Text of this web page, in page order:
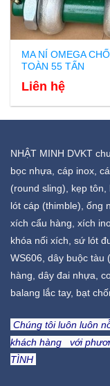
MA NÍ OMEGA
TOÀN 55 TẤN
Liên hệ
NHẬT MINH DVKT
bọc nhựa, cáp inox,
(round sling), kẹp tôn,
lót cáp (thimble), ống
xích cẩu hàng, xích
khóa nối xích, sứ lót
WS606, dây buộc tàu
hàng, dây đai nhựa,
balang lắc tay, bạt
Chúng tôi luôn luôn
khách hàng với
TÌNH